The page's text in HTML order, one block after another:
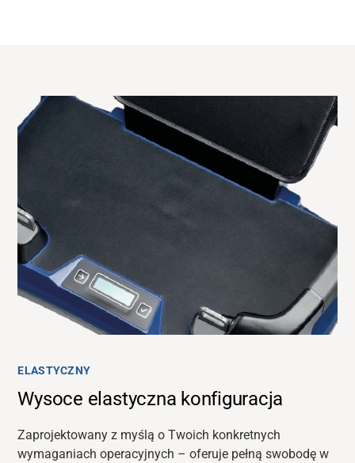
ELASTYCZNY
Wysoce elastyczna konfiguracja
Zaprojektowany z myślą o Twoich konkretnych
wymaganiach operacyjnych – oferuje pełną swobodę w